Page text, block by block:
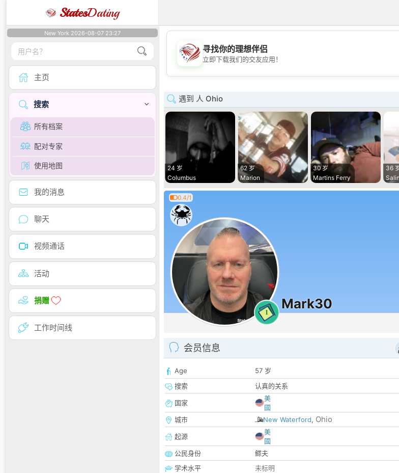
StatesDating
New York 2026-08-07 23:27
主页
搜索
所有档案
配对专家
使用地图
我的消息
聊天
视频通话
活动
捐赠
工作时间线
💖
💕
寻找你的理想伴侣
立即下载我们的交友应用！
遇到 人 Ohio
24 岁
Columbus
62 岁
Marion
30 岁
Martins Ferry
36
0.4/1
1
Mark30
会员信息
Age
57 岁
搜索
认真的关系
国家
美
國
城市
New Waterford, Ohio
起源
美
國
公民身份
鳏夫
学术水平
未标明